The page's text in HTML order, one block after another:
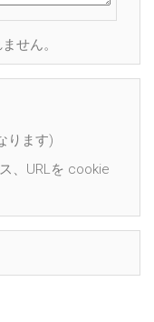
せん。
ります)
、URLを cookie